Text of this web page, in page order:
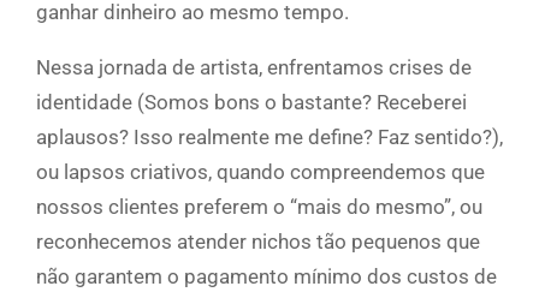
ganhar dinheiro ao mesmo tempo.
Nessa jornada de artista, enfrentamos crises de
identidade (Somos bons o bastante? Receberei
aplausos? Isso realmente me define? Faz sentido?),
ou lapsos criativos, quando compreendemos que
nossos clientes preferem o “mais do mesmo”, ou
reconhecemos atender nichos tão pequenos que
não garantem o pagamento mínimo dos custos de